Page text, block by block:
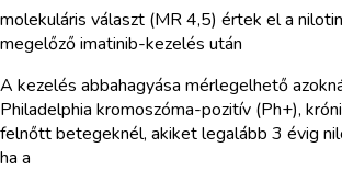
molekuláris választ (MR 4,5) értek el a
megelőző imatinib-kezelés után
A kezelés abbahagyása mérlegelhető
Philadelphia kromoszóma-pozitív (Ph+),
felnőtt betegeknél, akiket legalább 3 évig
ha a